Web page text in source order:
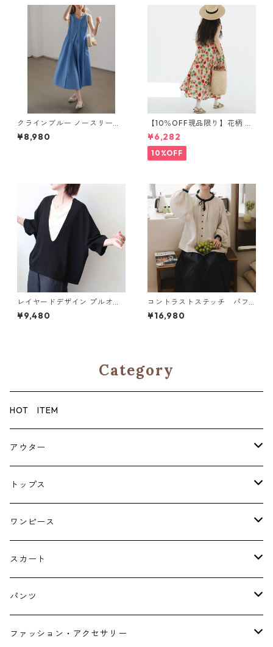
クラインブルー ノースリーブ
ロングドレス H 260113
¥8,980
【10％OFF現品限り】花柄 ノ
ースリーブワンピース 1076
8
¥6,282
10%OFF
レイヤードデザイン プルオー
バー M 250380
¥9,480
コントラストステッチ パフ
¥16,980
Category
HOT ITEM
アウター
コート
ジャケット
トップス
ブラウス・シャツ
Tシャツ・スウェット・パーカー
ニット・カーディガン
ベスト・ジレ
ワンピース
キャミソールワンピース
ジャンパースカート
スカート
ペチスカート
パンツ
レギンス
ファッション・アクセサリー